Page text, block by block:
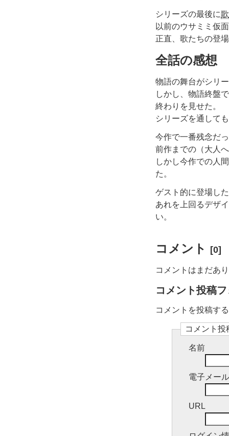
シリーズの最後に歌
以前のウサミミ仮
正直、歌たちの登
全話の感想
物語の舞台がシリ
しかし、物語終盤
終わりを見せた。
シリーズを通して
今作で一番残念だ
前作までの（大人
しかし今作での人
た。
ゲスト的に登場し
あれを上回るデザ
い。
コメント [0]
コメントはまだあ
コメント投稿
コメントを投稿す
コメント投
名前
電子メール
URL